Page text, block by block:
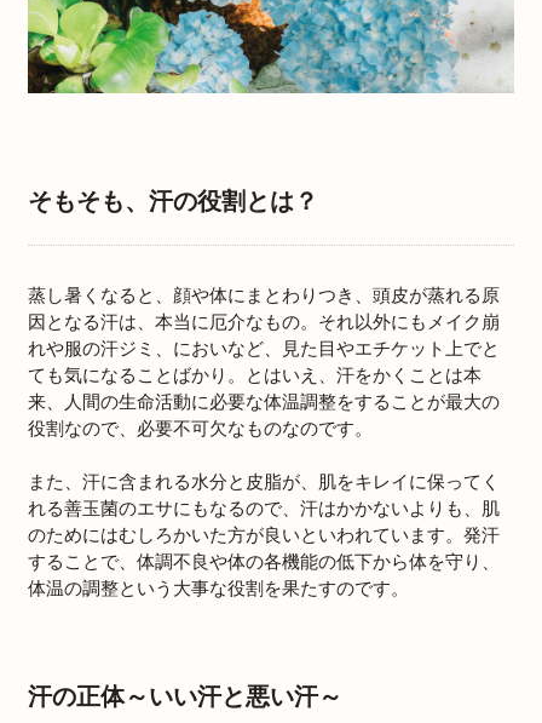
そもそも、汗の役割とは？
蒸し暑くなると、顔や体にまとわりつき、頭皮が蒸れる原
因となる汗は、本当に厄介なもの。それ以外にもメイク崩
れや服の汗ジミ、においなど、見た目やエチケット上でと
ても気になることばかり。とはいえ、汗をかくことは本
来、人間の生命活動に必要な体温調整をすることが最大の
役割なので、必要不可欠なものなのです。
また、汗に含まれる水分と皮脂が、肌をキレイに保ってく
れる善玉菌のエサにもなるので、汗はかかないよりも、肌
のためにはむしろかいた方が良いといわれています。発汗
することで、体調不良や体の各機能の低下から体を守り、
体温の調整という大事な役割を果たすのです。
汗の正体～いい汗と悪い汗～